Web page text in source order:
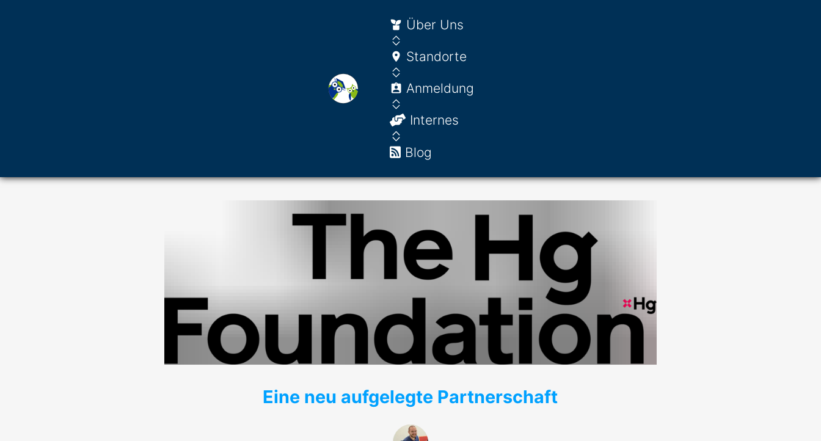
Über Uns
Standorte
Anmeldung
Internes
Blog
Eine neu aufgelegte Partnerschaft